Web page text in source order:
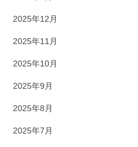
2025年12月
2025年11月
2025年10月
2025年9月
2025年8月
2025年7月